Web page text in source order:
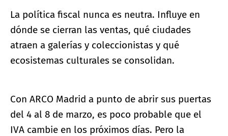
La política fiscal nunca es neutra. Influye en
dónde se cierran las ventas, qué ciudades
atraen a galerías y coleccionistas y qué
ecosistemas culturales se consolidan.
Con ARCO Madrid a punto de abrir sus puertas
del 4 al 8 de marzo, es poco probable que el
IVA cambie en los próximos días. Pero la